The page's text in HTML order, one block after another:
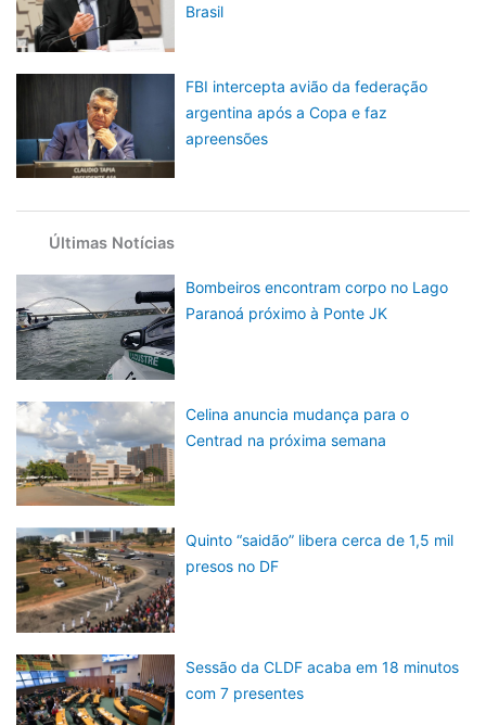
Brasil
FBI intercepta avião da federação
argentina após a Copa e faz
apreensões
Últimas Notícias
Bombeiros encontram corpo no Lago
Paranoá próximo à Ponte JK
Celina anuncia mudança para o
Centrad na próxima semana
Quinto “saidão” libera cerca de 1,5 mil
presos no DF
Sessão da CLDF acaba em 18 minutos
com 7 presentes